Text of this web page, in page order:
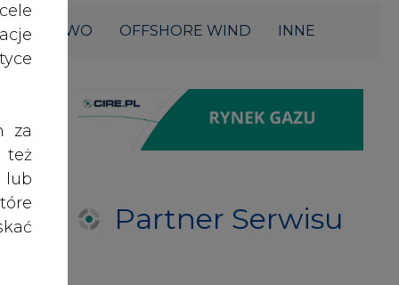
OFFSHORE WIND INNE
za
też
lub
Partner Serwisu